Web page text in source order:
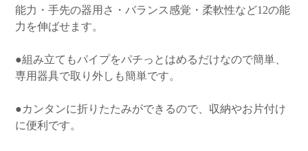
能力・手先の器用さ・バランス感覚・柔軟性など12の能
力を伸ばせます。
●組み立てもパイプをパチっとはめるだけなので簡単、
専用器具で取り外しも簡単です。
●カンタンに折りたたみができるので、収納やお片付け
に便利です。